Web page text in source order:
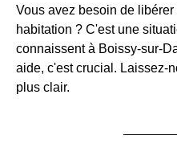
Vous avez besoin de
habitation ? C'est une
connaissent à Boissy-sur-
aide, c'est crucial. Laissez-
plus clair.